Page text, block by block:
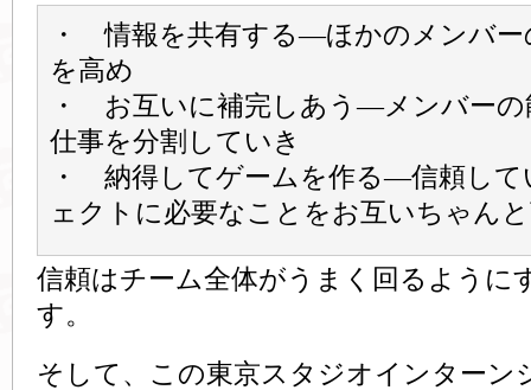
・ 情報を共有する―ほかのメンバー
を高め
・ お互いに補完しあう―メンバーの
仕事を分割していき
・ 納得してゲームを作る―信頼して
ェクトに必要なことをお互いちゃん
信頼はチーム全体がうまく回るように
す。
そして、この東京スタジオインターン